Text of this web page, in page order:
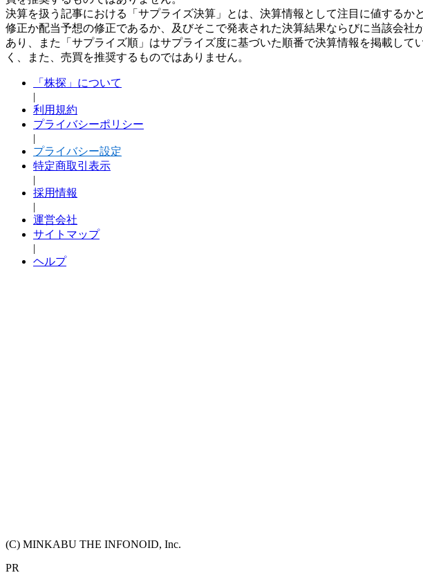
決算を扱う記事における「サプライズ決算」とは、決算情報として注目に値する
修正か配当予想の修正であるか、及びそこで発表された決算結果ならびに当該会
あり、また「サプライズ順」はサプライズ度に基づいた順番で決算情報を掲載し
く、また、売買を推奨するものではありません。
「株探」について
|
利用規約
プライバシーポリシー
|
プライバシー設定
特定商取引表示
|
採用情報
|
運営会社
サイトマップ
|
ヘルプ
(C) MINKABU THE INFONOID, Inc.
PR